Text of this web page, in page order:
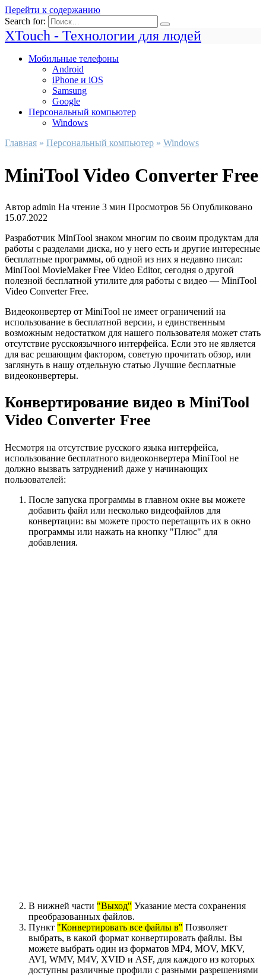
Перейти к содержанию
Search for:
XTouch - Технологии для людей
Мобильные телефоны
Android
iPhone и iOS
Samsung
Google
Персональный компьютер
Windows
Главная » Персональный компьютер » Windows
MiniTool Video Converter Free
Автор admin На чтение 3 мин Просмотров 56 Опубликовано
15.07.2022
Разработчик MiniTool знаком многим по своим продуктам для
работы с разделами диска, но у него есть и другие интересные
бесплатные программы, об одной из них я недавно писал:
MiniTool MovieMaker Free Video Editor, сегодня о другой
полезной бесплатной утилите для работы с видео — MiniTool
Video Converter Free.
Видеоконвертер от MiniTool не имеет ограничений на
использование в бесплатной версии, и единственным
возможным недостатком для нашего пользователя может стать
отсутствие русскоязычного интерфейса. Если это не является
для вас решающим фактором, советую прочитать обзор, или
заглянуть в нашу отдельную статью Лучшие бесплатные
видеоконвертеры.
Конвертирование видео в MiniTool
Video Converter Free
Несмотря на отсутствие русского языка интерфейса,
использование бесплатного видеоконвертера MiniTool не
должно вызвать затруднений даже у начинающих
пользователей:
После запуска программы в главном окне вы можете
добавить файл или несколько видеофайлов для
конвертации: вы можете просто перетащить их в окно
программы или нажать на кнопку "Плюс" для
добавления.
В нижней части "Выход" Указание места сохранения
преобразованных файлов.
Пункт "Конвертировать все файлы в" Позволяет
выбрать, в какой формат конвертировать файлы. Вы
можете выбрать один из форматов MP4, MOV, MKV,
AVI, WMV, M4V, XVID и ASF, для каждого из которых
доступны различные профили с разными разрешениями